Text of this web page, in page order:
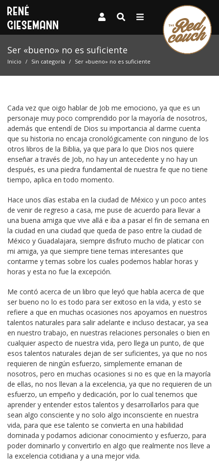
Ser «bueno» no es suficiente
Inicio Sin categoría Ser «bueno» no es suficiente
Cada vez que oigo hablar de Job me emociono, ya que es un
personaje muy poco comprendido por la mayoría de nosotros,
además que entendí de Dios su importancia al darme cuenta
que su historia no encaja cronológicamente con ninguno de los
otros libros de la Biblia, ya que para lo que Dios nos quiere
enseñar a través de Job, no hay un antecedente y no hay un
después, es una piedra fundamental de nuestra fe que no tiene
tiempo, aplica en todo momento.
Hace unos días estaba en la ciudad de México y un poco antes
de venir de regreso a casa, me puse de acuerdo para llevar a
una buena amiga que vive allá e iba a pasar el fin de semana en
la ciudad en una ciudad que queda de paso entre la ciudad de
México y Guadalajara, siempre disfruto mucho de platicar con
mi amiga, ya que siempre tiene temas interesantes que
contarme y temas sobre los cuales podemos hablar horas y
horas y esta no fue la excepción.
Me contó acerca de un libro que leyó que habla acerca de que
ser bueno no lo es todo para ser exitoso en la vida, y esto se
refiere a que en muchas ocasiones nos apoyamos en nuestros
talentos naturales para salir adelante e incluso destacar, ya sea
en nuestro trabajo, en nuestras relaciones personales o bien en
cualquier aspecto de nuestra vida, pero llega un punto, de que
esos talentos naturales dejan de ser suficientes, ya que no nos
requieren de ningún esfuerzo, simplemente emanan de
nosotros, pero en muchas ocasiones si no es que en la mayoría
de ellas, no nos llevan a la excelencia, ya que no requieren de un
esfuerzo, un empeño y dedicación, por lo cual tenemos que
aprender y entender estos talentos y desarrollarlos para que
sean algo consciente y no solo algo inconsciente en nuestra
vida, para que ese talento se convierta en una habilidad
dominada y podamos adicionar conocimiento y esfuerzo, para
poder dominarlo y convertirlo en algo que realmente nos lleve a
la excelencia cotidiana y a una mejor vida.